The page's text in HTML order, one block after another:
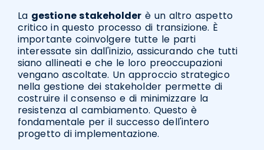
La gestione stakeholder è un altro aspetto
critico in questo processo di transizione. È
importante coinvolgere tutte le parti
interessate sin dall'inizio, assicurando che tutti
siano allineati e che le loro preoccupazioni
vengano ascoltate. Un approccio strategico
nella gestione dei stakeholder permette di
costruire il consenso e di minimizzare la
resistenza al cambiamento. Questo è
fondamentale per il successo dell'intero
progetto di implementazione.